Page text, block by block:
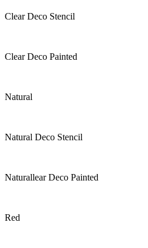
Clear Deco Stencil
Clear Deco Painted
Natural
Natural Deco Stencil
Naturallear Deco Painted
Red